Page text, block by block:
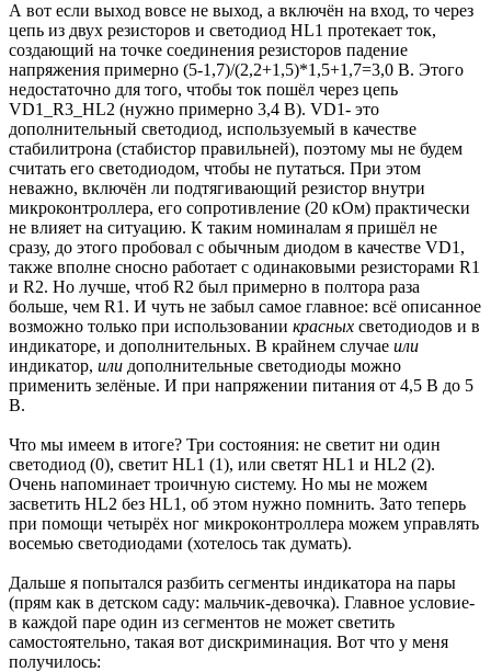
А вот если выход вовсе не выход, а включён на вход, то через
цепь из двух резисторов и светодиод HL1 протекает ток,
создающий на точке соединения резисторов падение
напряжения примерно (5-1,7)/(2,2+1,5)*1,5+1,7=3,0 В. Этого
недостаточно для того, чтобы ток пошёл через цепь
VD1_R3_HL2 (нужно примерно 3,4 В). VD1- это
дополнительный светодиод, используемый в качестве
стабилитрона (стабистор правильней), поэтому мы не будем
считать его светодиодом, чтобы не путаться. При этом
неважно, включён ли подтягивающий резистор внутри
микроконтроллера, его сопротивление (20 кОм) практически
не влияет на ситуацию. К таким номиналам я пришёл не
сразу, до этого пробовал с обычным диодом в качестве VD1,
также вполне сносно работает с одинаковыми резисторами R1
и R2. Но лучше, чтоб R2 был примерно в полтора раза
больше, чем R1. И чуть не забыл самое главное: всё описанное
возможно только при использовании красных светодиодов и в
индикаторе, и дополнительных. В крайнем случае или
индикатор, или дополнительные светодиоды можно
применить зелёные. И при напряжении питания от 4,5 В до 5
В.
Что мы имеем в итоге? Три состояния: не светит ни один
светодиод (0), светит HL1 (1), или светят HL1 и HL2 (2).
Очень напоминает троичную систему. Но мы не можем
засветить HL2 без HL1, об этом нужно помнить. Зато теперь
при помощи четырёх ног микроконтроллера можем управлять
восемью светодиодами (хотелось так думать).
Дальше я попытался разбить сегменты индикатора на пары
(прям как в детском саду: мальчик-девочка). Главное условие-
в каждой паре один из сегментов не может светить
самостоятельно, такая вот дискриминация. Вот что у меня
получилось: